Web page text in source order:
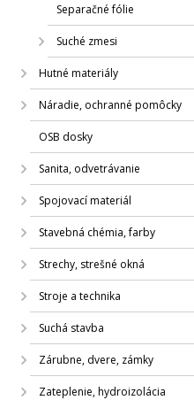
Separačné fólie
Suché zmesi
Hutné materiály
Náradie, ochranné pomôcky
OSB dosky
Sanita, odvetrávanie
Spojovací materiál
Stavebná chémia, farby
Strechy, strešné okná
Stroje a technika
Suchá stavba
Zárubne, dvere, zámky
Zateplenie, hydroizolácia